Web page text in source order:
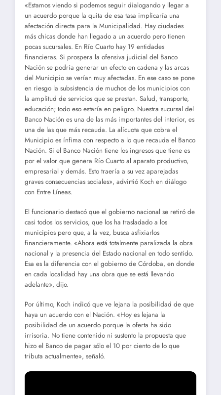
«Estamos viendo si podemos seguir dialogando y llegar a
un acuerdo porque la quita de esa tasa implicaría una
afectación directa para la Municipalidad. Hay ciudades
más chicas donde han llegado a un acuerdo pero tienen
pocas sucursales. En Río Cuarto hay 19 entidades
financieras. Si prospera la ofensiva judicial del Banco
Nación se podría generar un efecto en cadena y las arcas
del Municipio se verían muy afectadas. En ese caso se pone
en riesgo la subsistencia de muchos de los municipios con
la amplitud de servicios que se prestan. Salud, transporte,
educación; todo eso estaría en peligro. Nuestra sucursal del
Banco Nación es una de las más importantes del interior, es
una de las que más recauda. La alícuota que cobra el
Municipio es ínfima con respecto a lo que recauda el Banco
Nación. Si el Banco Nación tiene los ingresos que tiene es
por el valor que genera Río Cuarto al aparato productivo,
empresarial y demás. Esto traería a su vez aparejadas
graves consecuencias sociales», advirtió Koch en diálogo
con Entre Líneas.
El funcionario destacó que el gobierno nacional se retiró de
casi todos los servicios, que los ha trasladado a los
municipios pero que, a la vez, busca asfixiarlos
financieramente. «Ahora está totalmente paralizada la obra
nacional y la presencia del Estado nacional en todo sentido.
Esa es la diferencia con el gobierno de Córdoba, en donde
en cada localidad hay una obra que se está llevando
adelante», dijo.
Por último, Koch indicó que ve lejana la posibilidad de que
haya un acuerdo con el Nación. «Hoy es lejana la
posibilidad de un acuerdo porque la oferta ha sido
irrisoria. No tiene contenido ni sustento la propuesta que
hizo el Banco de pagar sólo el 10 por ciento de lo que
tributa actualmente», señaló.